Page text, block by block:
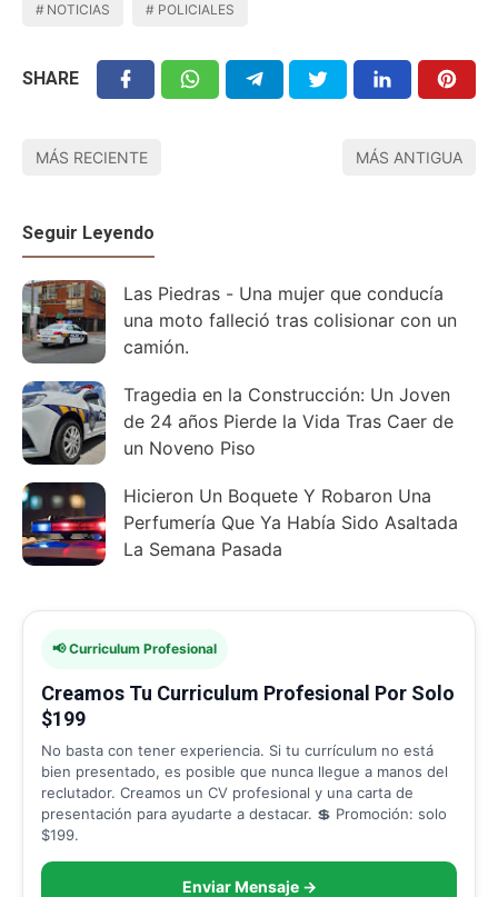
NOTICIAS POLICIALES
SHARE
MÁS RECIENTE MÁS ANTIGUA
Seguir Leyendo
Las Piedras - Una mujer que conducía
una moto falleció tras colisionar con un
camión.
Tragedia en la Construcción: Un Joven
de 24 años Pierde la Vida Tras Caer de
un Noveno Piso
Hicieron Un Boquete Y Robaron Una
Perfumería Que Ya Había Sido Asaltada
La Semana Pasada
📢 Curriculum Profesional
Creamos Tu Curriculum Profesional Por Solo
$199
No basta con tener experiencia. Si tu currículum no está
bien presentado, es posible que nunca llegue a manos del
reclutador. Creamos un CV profesional y una carta de
presentación para ayudarte a destacar. 💲 Promoción: solo
$199.
Enviar Mensaje →